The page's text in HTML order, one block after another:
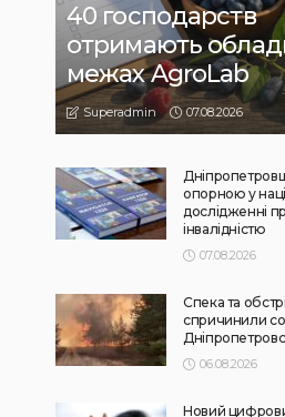
40 господарств
отримають
межах AgroLab
Superadmin 07.08.2026
опорною у
дослідженні
інвалідністю
07.08.2026
Спека та
спричинили
06.08.2026
Новий